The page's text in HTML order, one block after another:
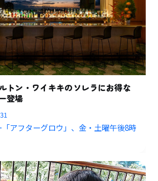
トン・ワイキキのソレラにお得な
登場
アフターグロウ」、金・土曜午後8時